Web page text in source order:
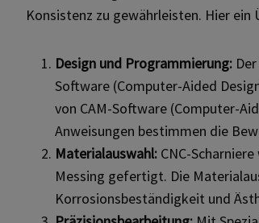
Konsistenz zu gewährleisten. Hier
Design und Programmierung:
Software (Computer-Aided
von CAM-Software (Computer-
Anweisungen bestimmen die
Materialauswahl: CNC-
Messing gefertigt. Die
Korrosionsbeständigkeit und